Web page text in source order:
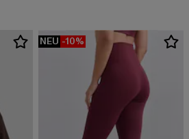
NEU -10%